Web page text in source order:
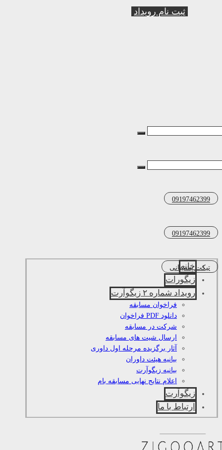
ثبت نام رویداد
09197462399
09197462399
تیکت پشتیبانی
خانه
زیگورات
رویداد شماره ۲ زیگوآرت
فراخوان مسابقه
دانلود PDF فراخوان
شرکت در مسابقه
ارسال شیت های مسابقه
آثار برگزیده مرحله اول داوری
بیانیه هیئت داوران
بیانیه زیگوآرت
اعلام نتایج نهایی مسابقه بام
زیگوآرت
ارتباط با ما